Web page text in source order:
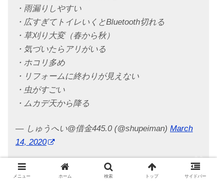
・雨漏りしやすい
・広すぎてトイレいくとBluetooth切れる
・草刈り大変（春から秋）
・気づいたらアリがいる
・ホコリ多め
・リフォームに終わりが見えない
・虫がすごい
・ムカデ天から降る
— しゅうへい@借金445.0 (@shupeiman) March
14, 2020
メニュー ホーム 検索 トップ サイドバー